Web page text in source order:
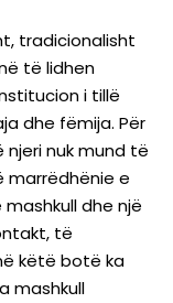
tradicionalisht
të lidhen
i tillë
dhe fëmija. Për
nuk mund të
marrëdhënie e
dhe një
të
këtë botë ka
mashkull